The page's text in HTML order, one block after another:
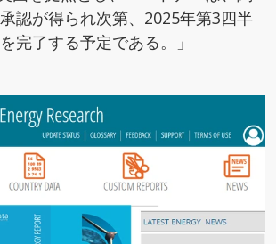
認が得られ次第、2025年第3四半
完了する予定である。」